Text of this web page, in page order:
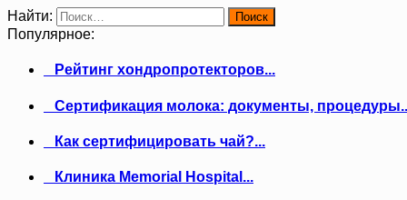
Найти:
Популярное:
Рейтинг хондропротекторов...
Сертификация молока: документы,
Как сертифицировать чай?...
Клиника Memorial Hospital...